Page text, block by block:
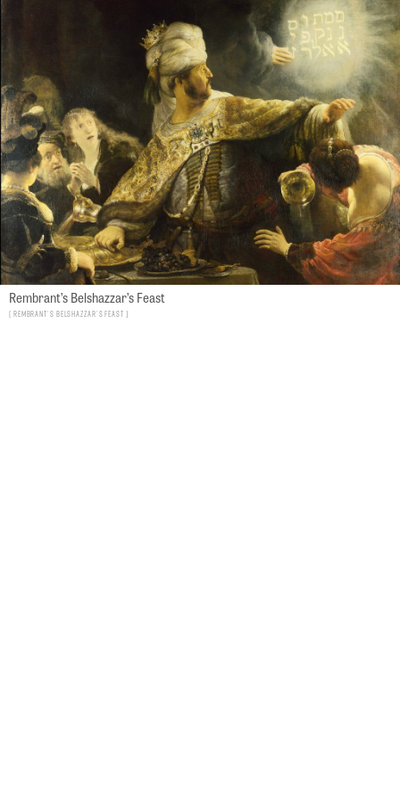
Rembrant’s Belshazzar’s Feast
Rembrant’s Belshazzar’s Feast